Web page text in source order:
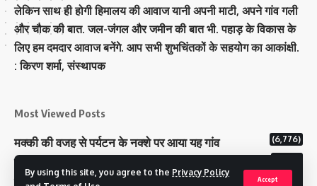
By using this site, you agree to the Privacy Policy
Accept
लेकिन साथ ही होगी हिमालय की आवाज यानी अपनी माटी, अपने गांव गली
और चौक की बात. जल-जंगल और जमीन की बात भी. पहाड़ के विकास के
लिए हम दमदार आवाज बनेंगे. आप सभी शुभचिंतकों के सहयोग का आकांक्षी.
: किरण शर्मा, संस्‍थापक
Most Viewed Posts
मक्‍की की वजह से पर्यटन के नक्‍शे पर आया यह गांव (6,776)
राज्य में 12 पी माइनस थ्री पोलिंग स्टेशन बनाए गए
टिहरी राजपरिवार के पास 200 करोड से अधिक की संपत्ति (5,120)